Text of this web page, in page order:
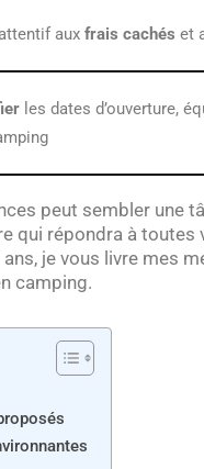
aux frais cachés et
les dates d’ouverture,
peut sembler une
qui répondra à
je vous livre mes
camping.